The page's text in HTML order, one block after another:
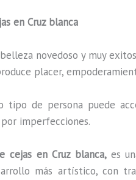
en Cruz blanca
novedoso y muy
placer,
tipo de persona puede
imperfecciones.
cejas en Cruz blanca, es
más artístico, con